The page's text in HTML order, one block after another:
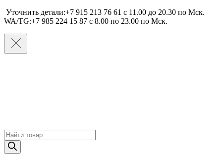
Уточнить детали:+7 915 213 76 61 c 11.00 до 20.30 по Мcк.
WA/TG:+7 985 224 15 87 c 8.00 по 23.00 по Мcк.
Поиск
товаров